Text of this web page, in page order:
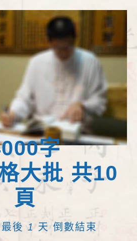
字
大批 共10
頁
後 1 天 倒數結束